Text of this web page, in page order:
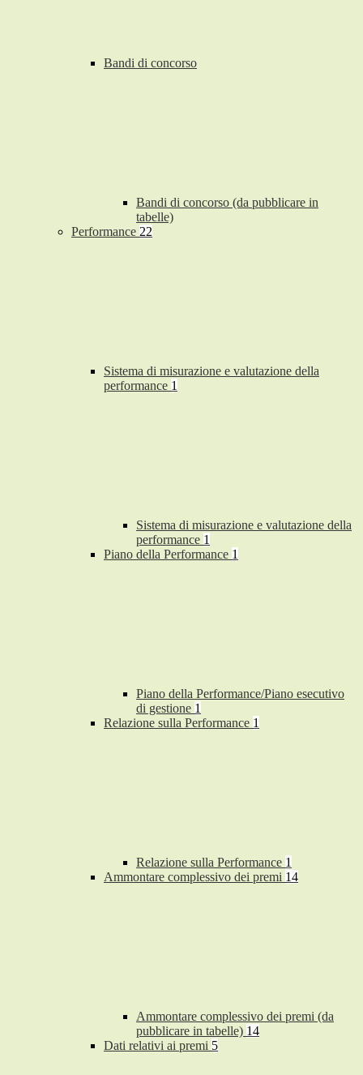
Bandi di concorso
Bandi di concorso (da pubblicare in
tabelle)
Performance 22
Sistema di misurazione e valutazione della
performance 1
Sistema di misurazione e valutazione della
performance 1
Piano della Performance 1
Piano della Performance/Piano esecutivo
di gestione 1
Relazione sulla Performance 1
Relazione sulla Performance 1
Ammontare complessivo dei premi 14
Ammontare complessivo dei premi (da
pubblicare in tabelle) 14
Dati relativi ai premi 5